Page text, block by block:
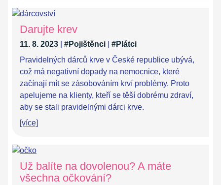
Darujte krev
11. 8. 2023 #Pojištěnci
#Plátci
Pravidelných dárců krve v České republice ubývá,
což má negativní dopady na nemocnice, které
začínají mít se zásobováním krví problémy. Proto
apelujeme na klienty, kteří se těší dobrému zdraví,
aby se stali pravidelnými dárci krve.
[více]
Už balíte na dovolenou? A máte
všechna očkování?